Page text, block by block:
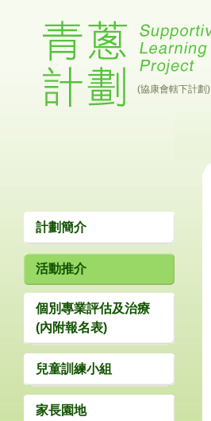
(協康會轄下計劃)
計劃簡介
活動推介
個別專業評估及治療
(內附報名表)
兒童訓練小組
家長園地